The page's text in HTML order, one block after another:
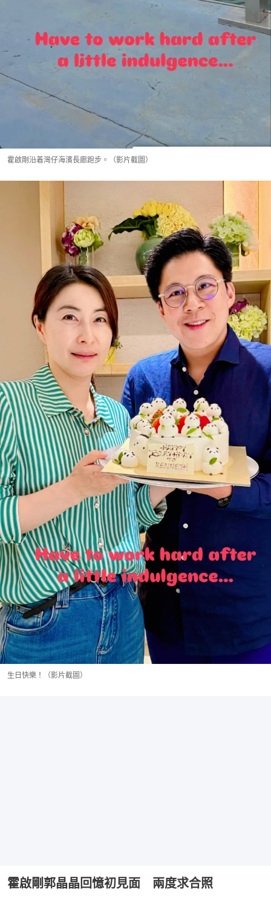
霍啟剛沿着灣仔海濱長廊跑步。（影片截圖）
生日快樂！（影片截圖）
霍啟剛郭晶晶回憶初見面 兩度求合照